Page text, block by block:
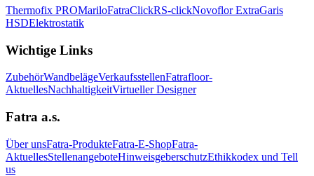
Thermofix PROMariloFatraClickRS-clickNovoflor ExtraGaris
HSDElektrostatik
Wichtige Links
ZubehörWandbelägeVerkaufsstellenFatrafloor-
AktuellesNachhaltigkeitVirtueller Designer
Fatra a.s.
Über unsFatra-ProdukteFatra-E-ShopFatra-
AktuellesStellenangeboteHinweisgeberschutzEthikkodex und Tell
us